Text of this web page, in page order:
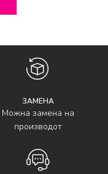
ЗАМЕНА
Можна замена на
производот